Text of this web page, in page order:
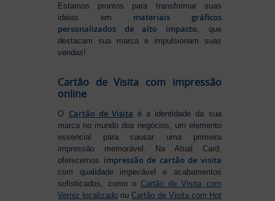
Estamos prontos para transformar suas
ideias em materiais gráficos
personalizados de alto impacto , que
destacam sua marca e impulsionam suas
vendas!
Cartão de Visita com impressão
online
O Cartão de Visita é a identidade da sua
marca no mundo dos negócios, um elemento
essencial para causar uma primeira
impressão memorável. Na Atual Card,
oferecemos impressão de cartão de visita
com qualidade impecável e acabamentos
sofisticados, como o Cartão de Visita com
Verniz localizado ouCartão de Visita com Hot